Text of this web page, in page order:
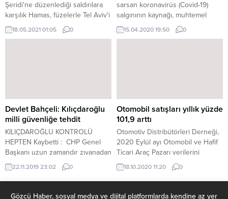
Şeridi'ne düzenlediği saldırılara
karşılık Hamas, füzelerle Tel Aviv'i
yoğun bir şekilde vuruyor. Hamas
kanadından onlarca füzenin
18.05.2021 01:05 0
sarsan koronavirüs (Covid-19)
salgınının kaynağı, muhtemel
sonuçları ve tedavisi gibi en
temel konular hakkında bile kesin
dışında kalsa...
15.04.2020 19:50 0
Devlet Bahçeli: Kılıçdaroğlu
milli güvenliğe tehdit
KILIÇDAROĞLU KONTROLÜ
HEPTEN Kaybetti : CHP Genel
Başkanı uzun zamandır zıvanadan
çıkmış, zırvada rekorlar kırmıştır.
Kontrolü hepten kaybetmiştir.
Normal zamanında yapılacak
genel seçimleri öne çekmek
22.11.2019 23:02 0
Otomobil satışları yıllık yüzde
101,9 arttı
Otomotiv Distribütörleri Derneği,
2020 Eylül ayı Otomobil ve Hafif
Ticari Araç Pazarı verilerini
paylaştı. Buna göre, ilk 9 ayık
dönemde Türkiye otomobil ve
hafif ticari araç toplam pazarı, bir
önceki yılın aynı dönemine göre
18.10.2020 11:20 0
Gözcü Haber, sosyal medya ve dijital platformlarda kendine az yer